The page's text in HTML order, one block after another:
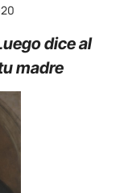
dice al
madre